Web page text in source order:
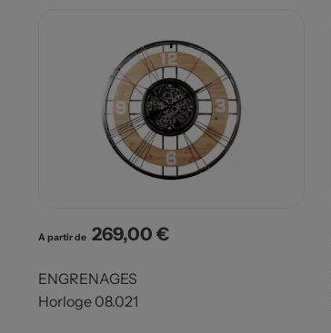
A partir de Prix
269,00 €
ENGRENAGES
Horloge 08.021